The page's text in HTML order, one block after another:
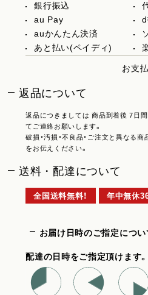
銀行振込
au Pay
auかんたん決済
あと払い(ペイディ)
お支
返品について
返品につきましては 商品到着後 7日
てご連絡お願いします。
破損・汚損・不良品・ご注文と異なる
をお伝えください。
送料・配達について
全国送料無料！ 年中無休
お届け日時のご指定につい
配達の日時をご指定頂けます。